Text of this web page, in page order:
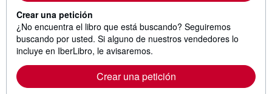
Crear una petición
¿No encuentra el libro que está buscando? Seguiremos
buscando por usted. Si alguno de nuestros vendedores lo
incluye en IberLibro, le avisaremos.
Crear una petición